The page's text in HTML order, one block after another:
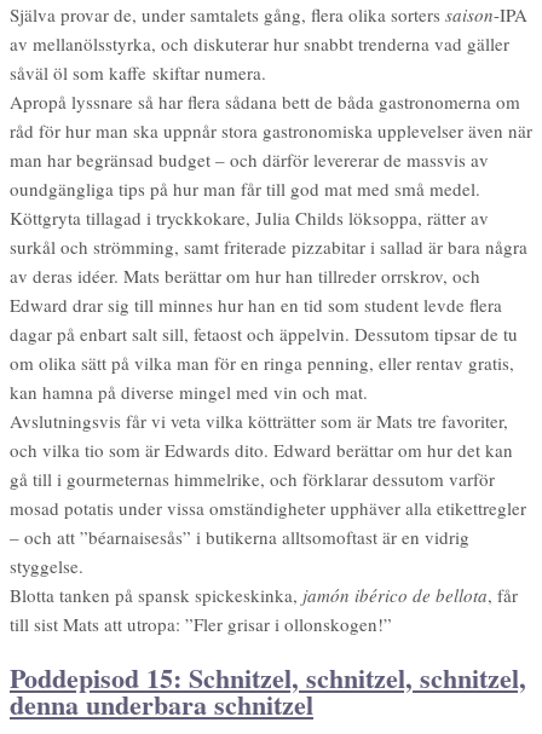
Själva provar de, under samtalets gång, flera olika sorters saison-IPA
av mellanölsstyrka, och diskuterar hur snabbt trenderna vad gäller
såväl öl som kaffe skiftar numera.
Apropå lyssnare så har flera sådana bett de båda gastronomerna om
råd för hur man ska uppnår stora gastronomiska upplevelser även när
man har begränsad budget – och därför levererar de massvis av
oundgängliga tips på hur man får till god mat med små medel.
Köttgryta tillagad i tryckkokare, Julia Childs löksoppa, rätter av
surkål och strömming, samt friterade pizzabitar i sallad är bara några
av deras idéer. Mats berättar om hur han tillreder orrskrov, och
Edward drar sig till minnes hur han en tid som student levde flera
dagar på enbart salt sill, fetaost och äppelvin. Dessutom tipsar de tu
om olika sätt på vilka man för en ringa penning, eller rentav gratis,
kan hamna på diverse mingel med vin och mat.
Avslutningsvis får vi veta vilka kötträtter som är Mats tre favoriter,
och vilka tio som är Edwards dito. Edward berättar om hur det kan
gå till i gourmeternas himmelrike, och förklarar dessutom varför
mosad potatis under vissa omständigheter upphäver alla etikettregler
– och att ”béarnaisesås” i butikerna alltsomoftast är en vidrig
styggelse.
Blotta tanken på spansk spickeskinka, jamón ibérico de bellota, får
till sist Mats att utropa: ”Fler grisar i ollonskogen!”
Poddepisod 15: Schnitzel, schnitzel, schnitzel,
denna underbara schnitzel